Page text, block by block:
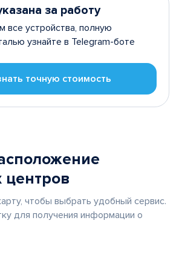
за работу
все устройства, полную
узнайте в Telegram-боте
точную стоимость
центров
чтобы выбрать удобный сервис.
для получения информации о